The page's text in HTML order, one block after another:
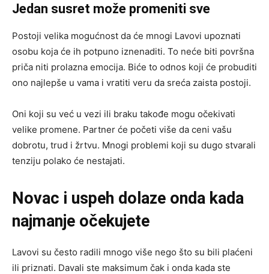
Jedan susret može promeniti sve
Postoji velika mogućnost da će mnogi Lavovi upoznati
osobu koja će ih potpuno iznenaditi. To neće biti površna
priča niti prolazna emocija. Biće to odnos koji će probuditi
ono najlepše u vama i vratiti veru da sreća zaista postoji.
Oni koji su već u vezi ili braku takođe mogu očekivati
velike promene. Partner će početi više da ceni vašu
dobrotu, trud i žrtvu. Mnogi problemi koji su dugo stvarali
tenziju polako će nestajati.
Novac i uspeh dolaze onda kada
najmanje očekujete
Lavovi su često radili mnogo više nego što su bili plaćeni
ili priznati. Davali ste maksimum čak i onda kada ste